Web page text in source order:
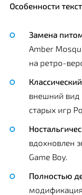
Особенности
Замена
Amber
на ретро-
внешний вид
старых игр
вдохновлен
Game Boy.
Полностью